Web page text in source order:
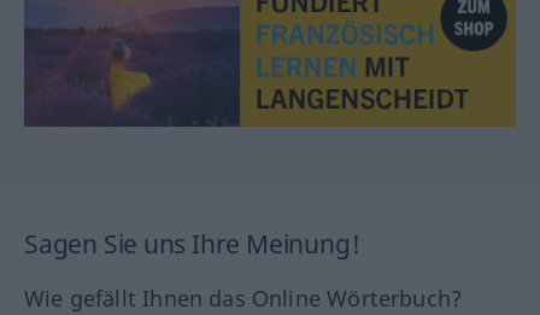
Sagen Sie uns Ihre Meinung!
Wie gefällt Ihnen das Online Wörterbuch?